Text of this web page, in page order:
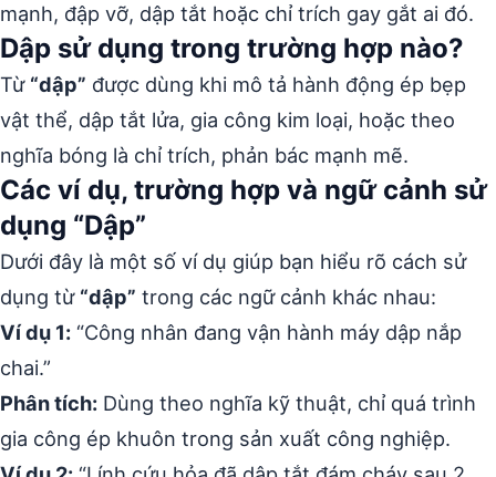
mạnh, đập vỡ, dập tắt hoặc chỉ trích gay gắt ai đó.
Dập sử dụng trong trường hợp nào?
Từ “dập” được dùng khi mô tả hành động ép bẹp
vật thể, dập tắt lửa, gia công kim loại, hoặc theo
nghĩa bóng là chỉ trích, phản bác mạnh mẽ.
Các ví dụ, trường hợp và ngữ cảnh sử
dụng “Dập”
Dưới đây là một số ví dụ giúp bạn hiểu rõ cách sử
dụng từ “dập” trong các ngữ cảnh khác nhau:
Ví dụ 1: “Công nhân đang vận hành máy dập nắp
chai.”
Phân tích: Dùng theo nghĩa kỹ thuật, chỉ quá trình
gia công ép khuôn trong sản xuất công nghiệp.